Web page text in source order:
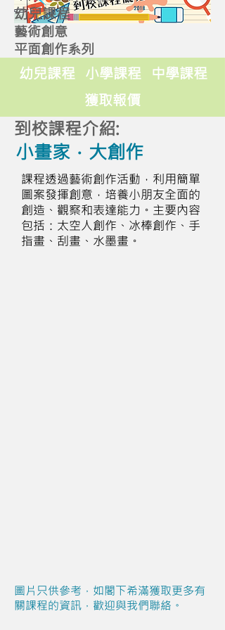
幼兒課程
藝術創意
平面創作系列
幼兒課程 小學課程
中學課程
獲取報價
到校課程介紹:
小畫家．大創作
課程透過藝術創作活動，利用簡單
圖案發揮創意，培養小朋友全面的
創造、觀察和表達能力。主要內容
包括：太空人創作、冰棒創作、手
指畫、刮畫、水墨畫。
圖片只供參考，如閣下希滿獲取更多有
關課程的資訊，歡迎與我們聯絡。